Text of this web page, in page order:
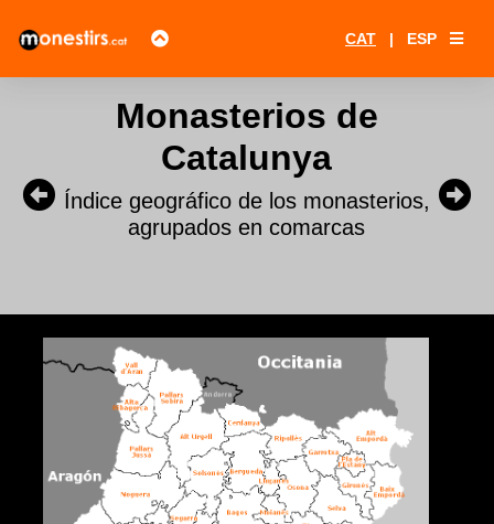
CAT | ESP
Monasterios de
Catalunya
Índice geográfico de los monasterios,
agrupados en comarcas